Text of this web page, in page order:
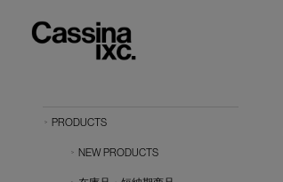
PRODUCTS
NEW PRODUCTS